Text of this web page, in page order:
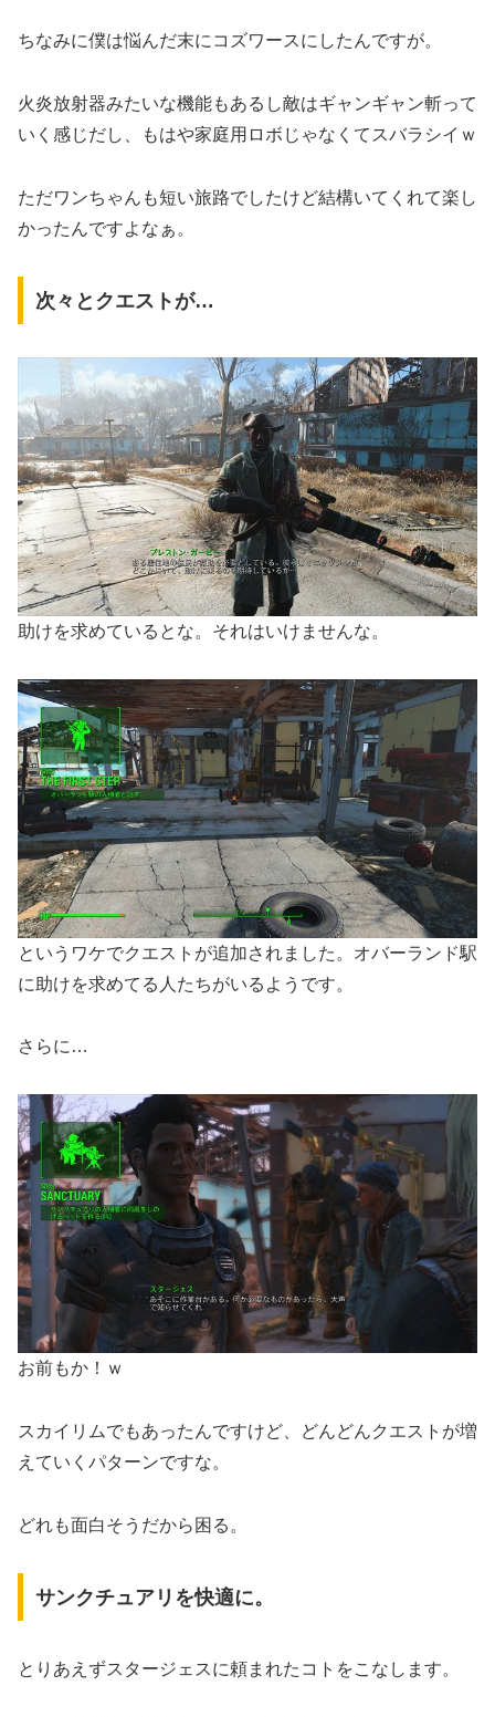
ちなみに僕は悩んだ末にコズワースにしたんですが。
火炎放射器みたいな機能もあるし敵はギャンギャン斬って
いく感じだし、もはや家庭用ロボじゃなくてスバラシイｗ
ただワンちゃんも短い旅路でしたけど結構いてくれて楽し
かったんですよなぁ。
次々とクエストが…
助けを求めているとな。それはいけませんな。
というワケでクエストが追加されました。オバーランド駅
に助けを求めてる人たちがいるようです。
さらに…
お前もか！ｗ
スカイリムでもあったんですけど、どんどんクエストが増
えていくパターンですな。
どれも面白そうだから困る。
サンクチュアリを快適に。
とりあえずスタージェスに頼まれたコトをこなします。